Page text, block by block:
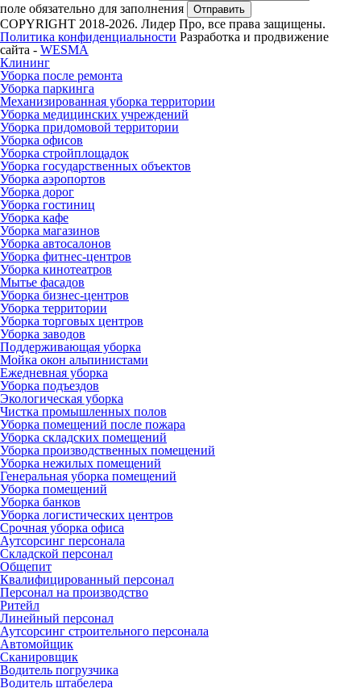
поле обязательно для заполнения
Отправить
COPYRIGHT 2018-2026. Лидер Про, все права защищены.
Политика конфиденциальности Разработка и продвижение
сайта - WESMA
Клининг
Уборка после ремонта
Уборка паркинга
Механизированная уборка территории
Уборка медицинских учреждений
Уборка придомовой территории
Уборка офисов
Уборка стройплощадок
Уборка государственных объектов
Уборка аэропортов
Уборка дорог
Уборка гостиниц
Уборка кафе
Уборка магазинов
Уборка автосалонов
Уборка фитнес-центров
Уборка кинотеатров
Мытье фасадов
Уборка бизнес-центров
Уборка территории
Уборка торговых центров
Уборка заводов
Поддерживающая уборка
Мойка окон альпинистами
Ежедневная уборка
Уборка подъездов
Экологическая уборка
Чистка промышленных полов
Уборка помещений после пожара
Уборка складских помещений
Уборка производственных помещений
Уборка нежилых помещений
Генеральная уборка помещений
Уборка помещений
Уборка банков
Уборка логистических центров
Срочная уборка офиса
Аутсорсинг персонала
Складской персонал
Общепит
Квалифицированный персонал
Персонал на производство
Ритейл
Линейный персонал
Аутсорсинг строительного персонала
Автомойщик
Сканировщик
Водитель погрузчика
Водитель штабелера